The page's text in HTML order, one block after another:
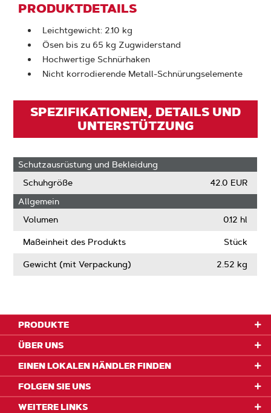
PRODUKTDETAILS
Leichtgewicht: 2.10 kg
Ösen bis zu 65 kg Zugwiderstand
Hochwertige Schnürhaken
Nicht korrodierende Metall-Schnürungselemente
SPEZIFIKATIONEN, DETAILS UND
UNTERSTÜTZUNG
Schutzausrüstung und Bekleidung
Schuhgröße
42.0 EUR
Allgemein
Volumen
0.12 hl
Maßeinheit des Produkts Stück
Gewicht (mit Verpackung) 2.52 kg
PRODUKTE
ÜBER UNS
EINEN LOKALEN HÄNDLER FINDEN
FOLGEN SIE UNS
WEITERE LINKS